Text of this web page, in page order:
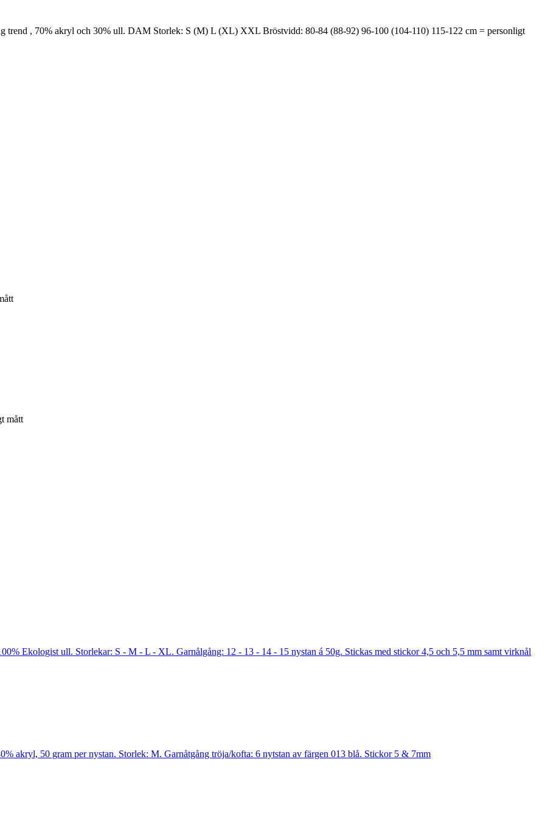
trend , 70% akryl och 30% ull. DAM Storlek: S (M) L (XL) XXL Bröstvidd: 80-84 (88-92) 96-100 (104-110) 115-122 cm = personligt
mått
Ekologist ull. Storlekar: S - M - L - XL. Garnålgång: 12 - 13 - 14 - 15 nystan á 50g. Stickas med stickor 4,5 och 5,5 mm samt virknål
akryl, 50 gram per nystan. Storlek: M. Garnåtgång tröja/kofta: 6 nytstan av färgen 013 blå. Stickor 5 & 7mm